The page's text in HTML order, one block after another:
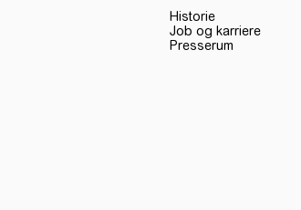
Historie
Job og karriere
Presserum